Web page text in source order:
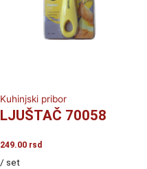
Kuhinjski pribor
LJUŠTAČ 70058
249.00 rsd
/ set